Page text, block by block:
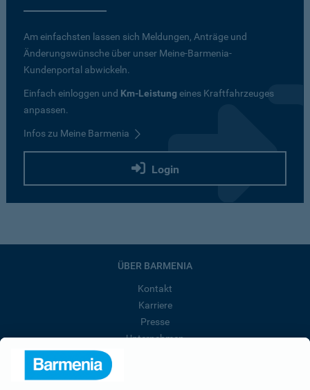
Am einfachsten lassen sich Meldungen, Anträge und
Änderungswünsche über unser Meine-Barmenia-
Kundenportal abwickeln.
Einfach einloggen und Km-Leistung eines Kraftfahrzeuges
anpassen.
Infos zu Meine Barmenia
Login
ÜBER BARMENIA
Kontakt
Karriere
Presse
Unternehmen
Affiliate-Partner werden